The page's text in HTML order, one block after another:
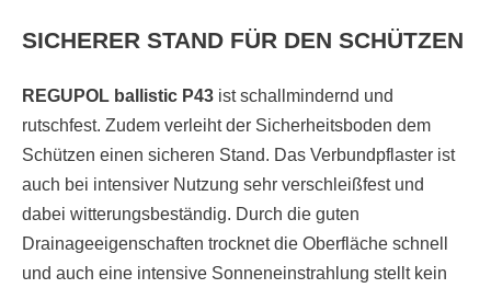
SICHERER STAND FÜR DEN SCHÜTZEN
REGUPOL ballistic P43 ist schallmindernd und
rutschfest. Zudem verleiht der Sicherheitsboden dem
Schützen einen sicheren Stand. Das Verbundpflaster ist
auch bei intensiver Nutzung sehr verschleißfest und
dabei witterungsbeständig. Durch die guten
Drainageeigenschaften trocknet die Oberfläche schnell
und auch eine intensive Sonneneinstrahlung stellt kein